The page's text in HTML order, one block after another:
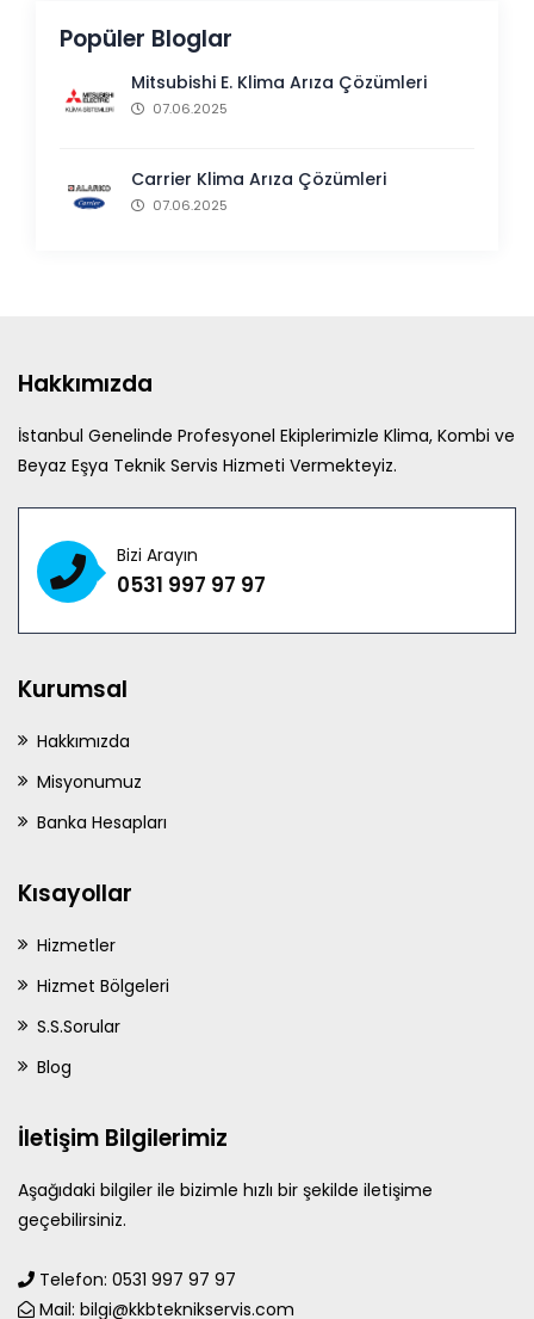
Popüler Bloglar
Mitsubishi E. Klima Arıza Çözümleri
07.06.2025
Carrier Klima Arıza Çözümleri
07.06.2025
Hakkımızda
İstanbul Genelinde Profesyonel Ekiplerimizle Klima, Kombi ve
Beyaz Eşya Teknik Servis Hizmeti Vermekteyiz.
Bizi Arayın
0531 997 97 97
Kurumsal
Hakkımızda
Misyonumuz
Banka Hesapları
Kısayollar
Hizmetler
Hizmet Bölgeleri
S.S.Sorular
Blog
İletişim Bilgilerimiz
Aşağıdaki bilgiler ile bizimle hızlı bir şekilde iletişime
geçebilirsiniz.
Telefon: 0531 997 97 97
Mail: bilgi@kkbteknikservis.com